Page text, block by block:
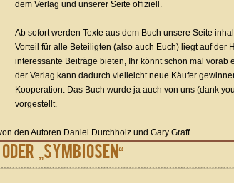
dem Verlag und unserer Seite offiziell.
Ab sofort werden Texte aus dem Buch unsere Seite
Vorteil für alle Beteiligten (also auch Euch) liegt auf der
interessante Beiträge bieten, Ihr könnt schon mal vorab
der Verlag kann dadurch vielleicht neue Käufer
Kooperation. Das Buch wurde ja auch von uns (dank
vorgestellt.
den Autoren Daniel Durchholz und Gary Graff.
„Symbiosen“